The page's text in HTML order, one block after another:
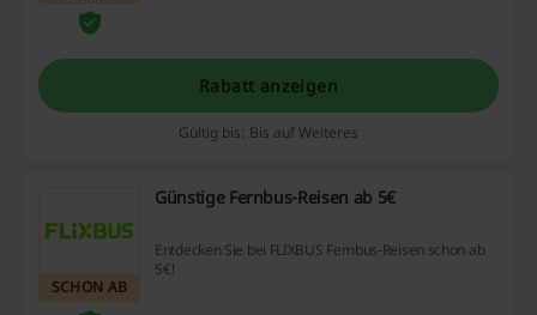
Rabatt anzeigen
Gültig bis: Bis auf Weiteres
SCHON AB
Günstige Fernbus-Reisen ab 5€
Entdecken Sie bei FLIXBUS Fernbus-Reisen schon ab
5€!